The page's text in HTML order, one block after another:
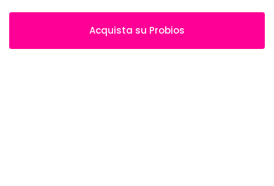
Acquista su Probios